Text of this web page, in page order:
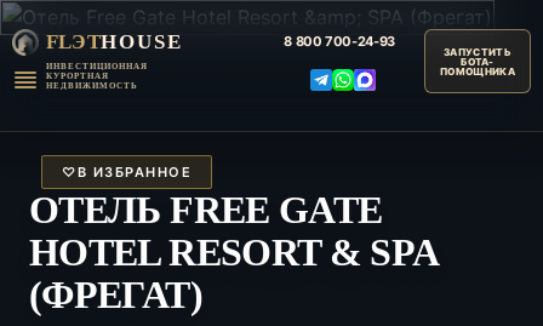
FLЭTHOUSE
ИНВЕСТИЦИОННАЯ
КУРОРТНАЯ
НЕДВИЖИМОСТЬ
8 800 700-24-93
♡В ИЗБРАННОЕ
ОТЕЛЬ FREE GATE
HOTEL RESORT & SPA
(ФРЕГАТ)